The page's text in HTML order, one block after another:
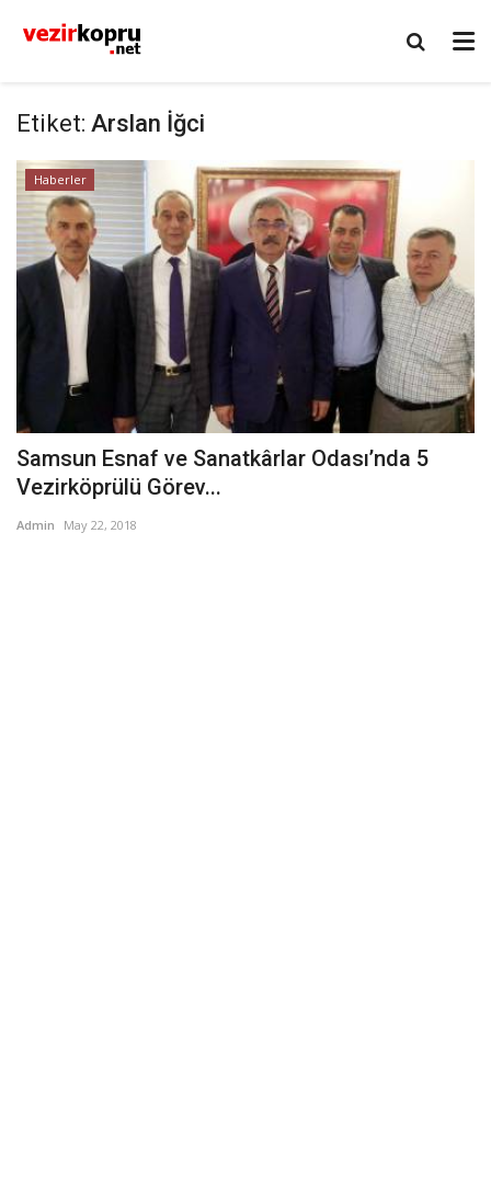
Etiket: Arslan İğci
Haberler
Samsun Esnaf ve Sanatkârlar Odası’nda 5
Vezirköprülü Görev...
Admin May 22, 2018